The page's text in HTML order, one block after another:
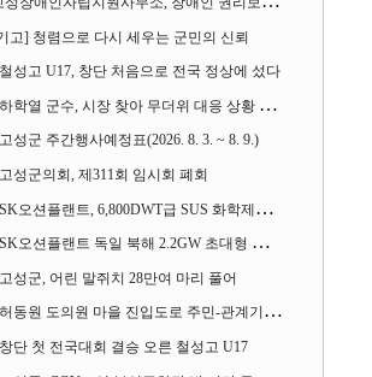
고] 청렴으로 다시 세우는 군민의 신뢰
철성고 U17, 창단 처음으로 전국 정상에 섰다
하학열 군수, 시장 찾아 무더위 대응 상황 살펴
고성군 주간행사예정표(2026. 8. 3. ~ 8. 9.)
고성군의회, 제311회 임시회 폐회
SK오션플랜트, 6,800DWT급 SUS 화학제품운반선 2척 수주
SK오션플랜트 독일 북해 2.2GW 초대형 해상변전소 하부구조물 수주
고성군, 어린 말쥐치 28만여 마리 풀어
허동원 도의원 마을 진입도로 주민-관계기관과 함께 간담회 열어
창단 첫 전국대회 결승 오른 철성고 U17